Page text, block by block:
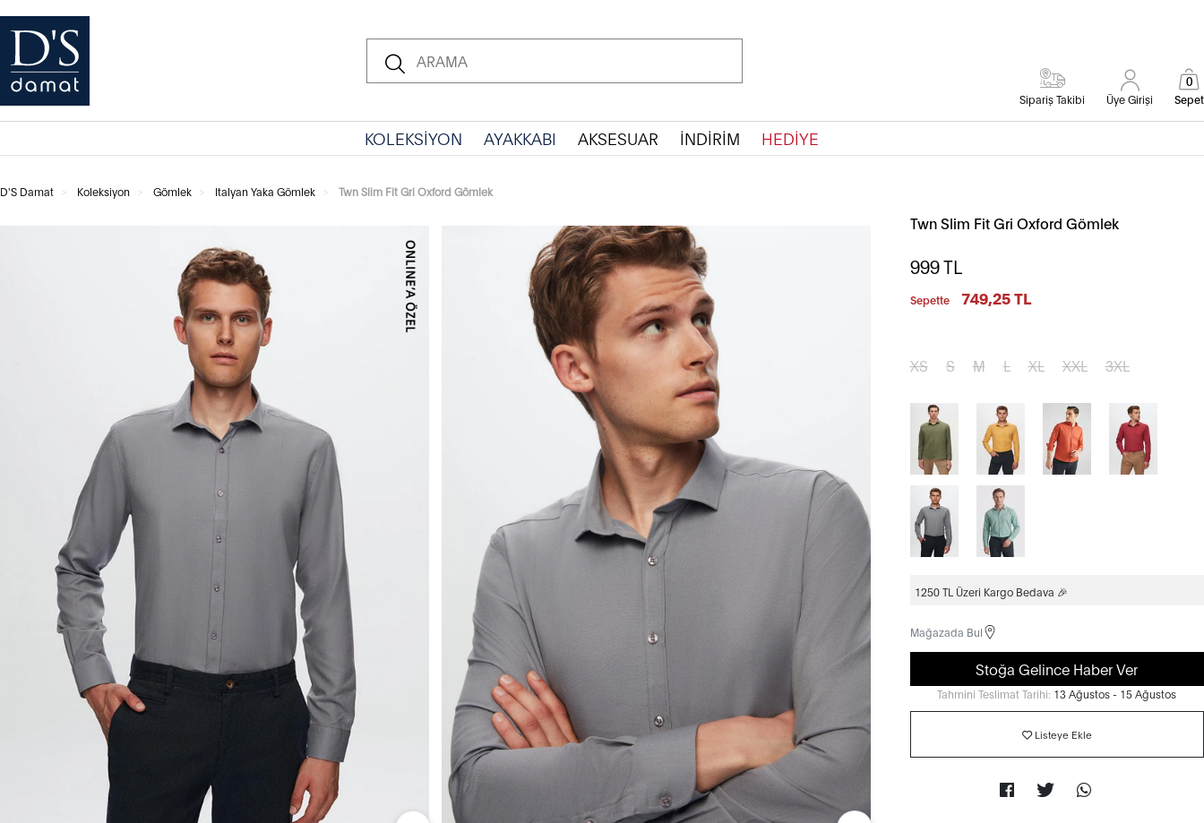
Sipariş Takibi Üye Girişi Sepet
0
KOLEKSİYON AYAKKABI AKSESUAR İNDİRİM HEDİYE
D'S Damat Koleksiyon Gömlek Italyan Yaka Gömlek Twn Slim Fit Gri Oxford Gömlek
Twn Slim Fit Gri Oxford Gömlek
999TL
Sepette 749,25 TL
XS S M L XL XXL 3XL
1250 TL Üzeri Kargo Bedava 🎉
Mağazada Bul
Stoğa Gelince Haber Ver
Tahmini Teslimat Tarihi: 13 Ağustos - 15 Ağustos
Listeye Ekle